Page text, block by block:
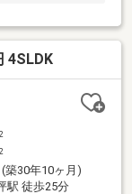
4SLDK
2
2
築30年10ヶ月)
駅 徒歩25分